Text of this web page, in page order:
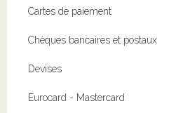
Cartes de paiement
Chèques bancaires et postaux
Devises
Eurocard - Mastercard